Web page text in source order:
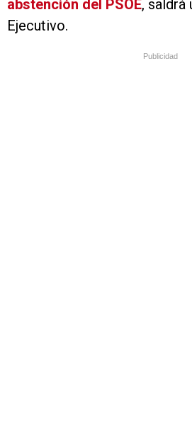
abstención del PSOE, saldrá
Ejecutivo.
Publicidad